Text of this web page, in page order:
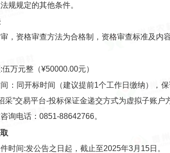
规规定的其他条件。
，资格审查方法为合格制，资格审查标准及内
伍万元整（¥50000.00元）
间：同开标时间（建议提前1个工作日缴纳），
采”交易平台-投标保证金递交方式为虚拟子账
询电话：0851-88642766。
时间:发公告之日起，截止至2025年3月15日。